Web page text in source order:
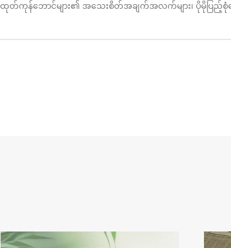
ထုတ်ကုန်ဘောင်များ၏ အသေးစိတ်အချက်အလက်များ၊ ပိုမိုပြ